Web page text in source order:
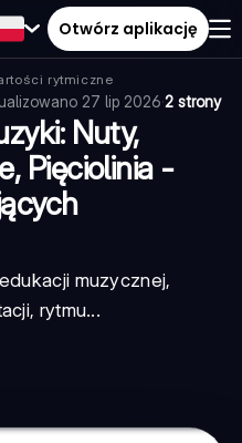
Otwórz aplikację
rytmiczne
27 lip 2026·2 strony
Nuty,
Pięciolinia -
muzycznej,
rytmu...